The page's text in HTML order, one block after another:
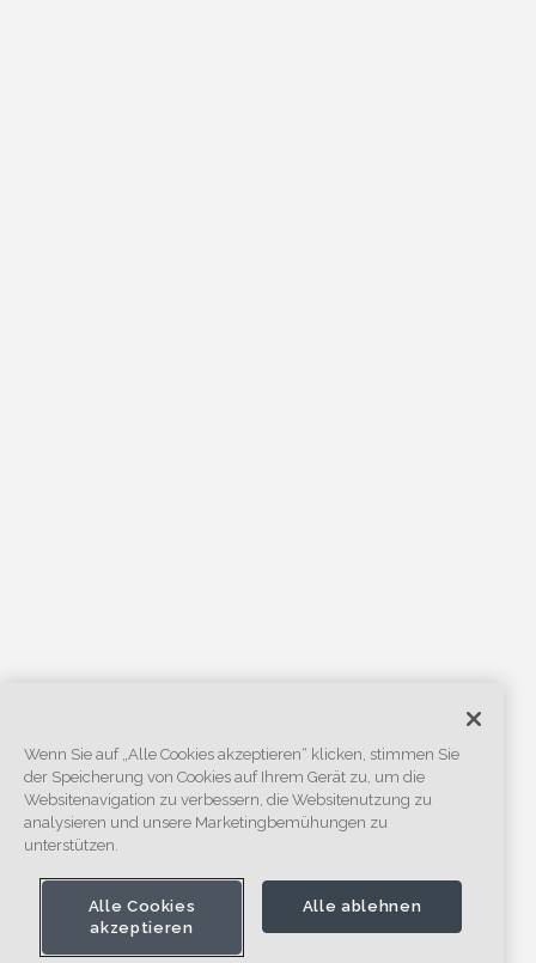
Wenn Sie auf „Alle Cookies akzeptieren“ klicken, stimmen Sie
der Speicherung von Cookies auf Ihrem Gerät zu, um die
Websitenavigation zu verbessern, die Websitenutzung zu
analysieren und unsere Marketingbemühungen zu
unterstützen.
Alle Cookies
akzeptieren
Alle ablehnen